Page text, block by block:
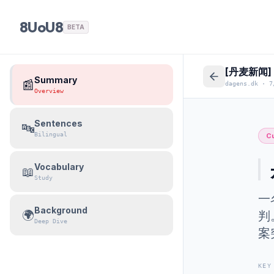
8UoU8 BETA
📰Summary
Overview
🔤Sentences
Bilingual
📖Vocabulary
Study
🌍Background
Deep Dive
[丹麦新闻]
dagens.dk ·
一
判
案